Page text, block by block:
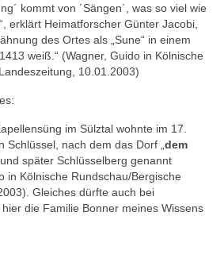
kommt von ´Sängen´, was so viel wie
erklärt Heimatforscher Günter Jacobi,
des Ortes als „Sune“ in einem
weiß.“ (Wagner, Guido in Kölnische
10.01.2003)
im Sülztal wohnte im 17.
nach dem das Dorf „ dem
und später Schlüsselberg genannt
in Kölnische Rundschau/Bergische
Gleiches dürfte auch bei
die Familie Bonner meines Wissens